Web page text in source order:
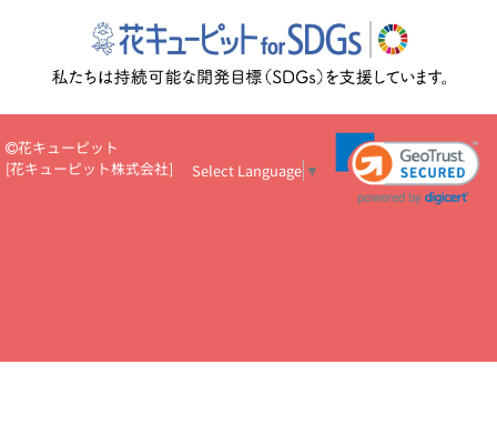
いのマナー
定年退職祝いのマナー
お祝いを贈るときのマナー・
花キューピットのお祝いコラム一覧
誕生日のお花を「色
彩心理学」で選ぶ方法
結婚祝いの予算相場
出産祝いお役立ち情
ール
新築引っ越し祝いコラム お祝い花のマナー総まとめ
職
場上司や先輩へ贈るお祝い花の正解は？
開店祝いの花 選び方ガイ
あり)
花キューピット×専門家
CO2排出量削減 / SDGsを考える
花キューピット
[花キューピット株式会社] Select Language ▼